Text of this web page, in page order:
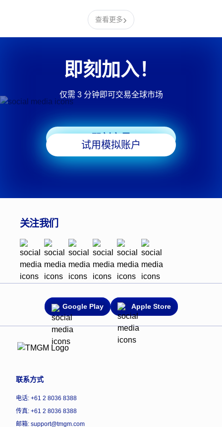
查看更多›
即刻加入！
仅需 3 分钟即可交易全球市场
即刻交易
试用模拟账户
关注我们
Google Play Apple Store
联系方式
电话: +61 2 8036 8388
传真: +61 2 8036 8388
邮箱: support@tmgm.com